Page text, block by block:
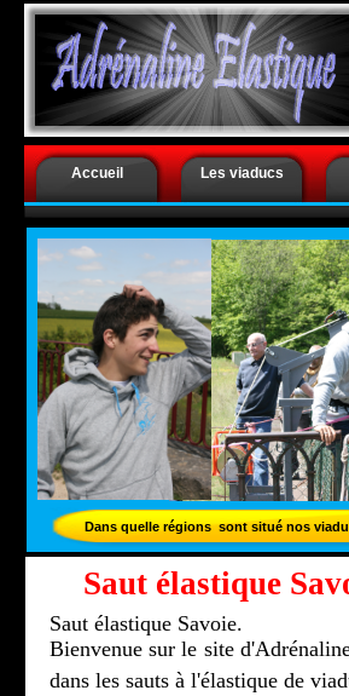
Dans quelle régions sont situé nos
Saut élastique
Saut élastique Savoie.
Bienvenue sur le site
dans les sauts à l'élastique de
Accueil Les viaducs